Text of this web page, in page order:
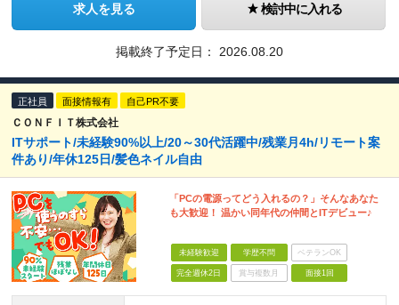
求人を見る 検討中に入れる
掲載終了予定日： 2026.08.20
正社員 面接情報有 自己PR不要
ＣＯＮＦＩＴ株式会社
ITサポート/未経験90%以上/20～30代活躍中/残業月4h/リモート案
件あり/年休125日/髪色ネイル自由
「PCの電源ってどう入れるの？」そんなあなた
も大歓迎！ 温かい同年代の仲間とITデビュー♪
未経験歓迎 学歴不問 ベテランOK
完全週休2日 賞与複数月 面接1回